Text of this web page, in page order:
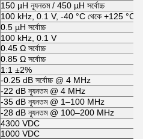
150 µH ন্যূনতম / 450 µH সর্বোচ্চ
100 kHz, 0.1 V, -40 °C থেকে +125 °C
0.5 µH সর্বোচ্চ
100 kHz, 0.1 V
0.45 Ω সর্বোচ্চ
0.85 Ω সর্বোচ্চ
1:1 ±2%
-0.25 dB সর্বোচ্চ @ 4 MHz
-22 dB ন্যূনতম @ 4 MHz
-35 dB ন্যূনতম @ 1–100 MHz
-28 dB ন্যূনতম @ 100–200 MHz
4300 VDC
1000 VDC